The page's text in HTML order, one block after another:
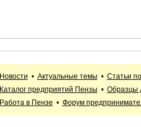
Новости • Актуальные темы • Статьи
Каталог предприятий Пензы • Образцы
Работа в Пензе • Форум